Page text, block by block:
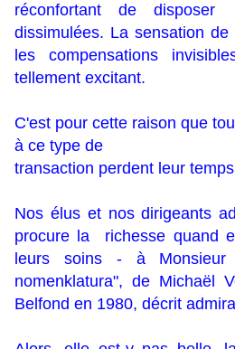
réconfortant de
dissimulées. La sensation
les compensations
tellement excitant.
C'est pour cette raison que
à ce type de
transaction perdent leur
Nos élus et nos dirigeants
procure la richesse quand
leurs soins - à
nomenklatura", de Michaël
Belfond en 1980, décrit